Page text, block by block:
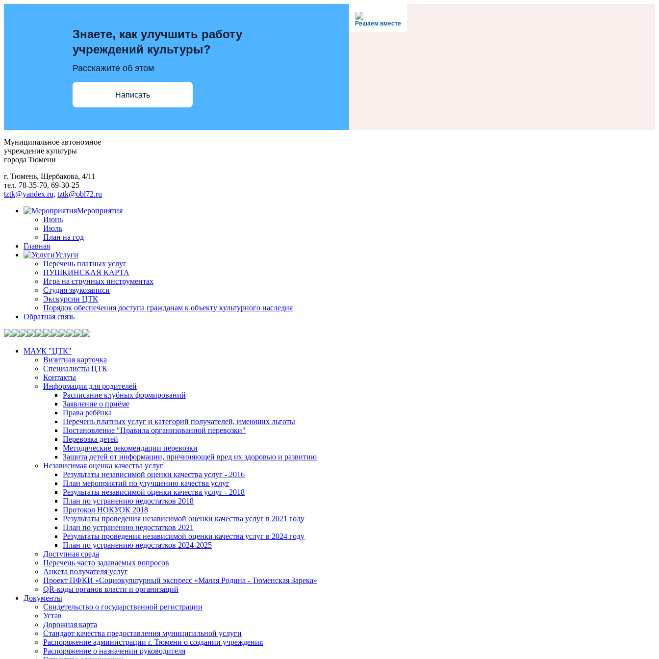
Решаем вместе
Знаете, как улучшить работу
учреждений культуры?
Расскажите об этом
Написать
Муниципальное автономное
учреждение культуры
города Тюмени
г. Тюмень, Щербакова, 4/11
тел. 78-35-70, 69-30-25
tztk@yandex.ru, tztk@obl72.ru
Мероприятия
Июнь
Июль
План на год
Главная
Услуги
Перечень платных услуг
ПУШКИНСКАЯ КАРТА
Игра на струнных инструментах
Студия звукозаписи
Экскурсии ЦТК
Порядок обеспечения доступа гражданам к объекту культурного наследия
Обратная связь
МАУК "ЦТК"
Визитная карточка
Специалисты ЦТК
Контакты
Информация для родителей
Расписание клубных формирований
Заявление о приёме
Права ребёнка
Перечень платных услуг и категорий получателей, имеющих льготы
Постановление "Правила организованной перевозки"
Перевозка детей
Методические рекомендации перевозки
Защита детей от информации, причиняющей вред их здоровью и развитию
Независимая оценка качества услуг
Результаты независимой оценки качества услуг - 2016
План мероприятий по улучшению качества услуг
Результаты независимой оценки качества услуг - 2018
План по устранению недостатков 2018
Протокол НОКУОК 2018
Результаты проведения независимой оценки качества услуг в 2021 году
План по устранению недостатков 2021
Результаты проведения независимой оценки качества услуг в 2024 году
План по устранению недостатков 2024-2025
Доступная среда
Перечень часто задаваемых вопросов
Анкета получателя услуг
Проект ПФКИ «Социокультурный экспресс «Малая Родина - Тюменская Зарека»
QR-коды органов власти и организаций
Документы
Свидетельство о государственной регистрации
Устав
Дорожная карта
Стандарт качества предоставления муниципальной услуги
Распоряжение администрации г. Тюмени о создании учреждения
Распоряжение о назначении руководителя